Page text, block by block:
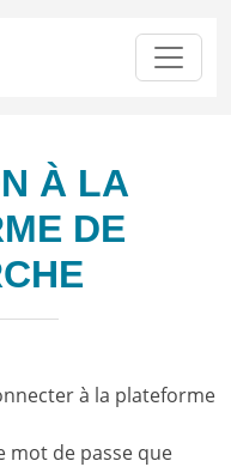
À LA
DE
à la plateforme
mot de passe que